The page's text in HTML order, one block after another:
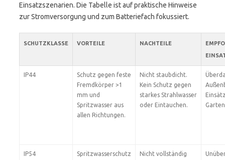
Einsatzszenarien. Die Tabelle ist auf praktische Hinweise
zur Stromversorgung und zum Batteriefach fokussiert.
SCHUTZKLASSE VORTEILE NACHTEILE
IP44
Schutz gegen feste
Fremdkörper >1
mm und
Spritzwasser aus
allen Richtungen.
Nicht staubdicht.
Kein Schutz gegen
starkes Strahlwasser
oder Eintauchen.
IP54
Spritzwasserschutz
Nicht vollständig